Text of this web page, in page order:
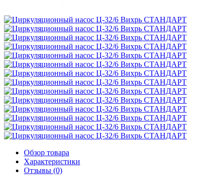
Обзор товара
Характеристики
Отзывы (0)